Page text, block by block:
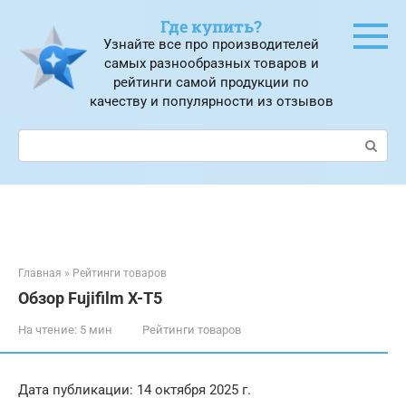
контенту
Где купить?
Узнайте все про производителей
самых разнообразных товаров и
рейтинги самой продукции по
качеству и популярности из отзывов
Поиск:
Главная » Рейтинги товаров
Обзор Fujifilm X-T5
На чтение: 5 мин Рейтинги товаров
Дата публикации: 14 октября 2025 г.